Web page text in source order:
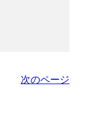
次のページ